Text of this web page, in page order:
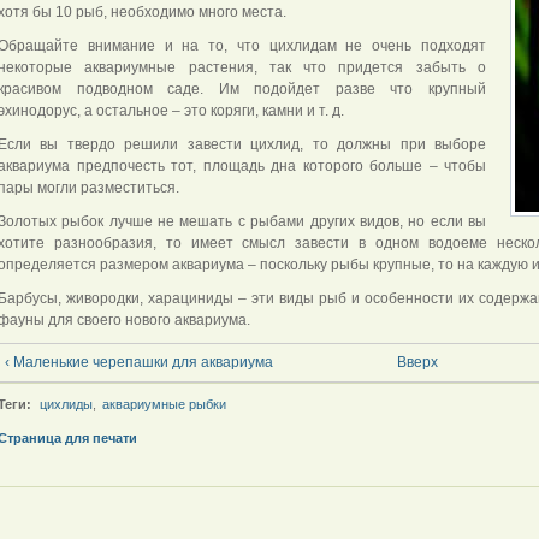
бы 10 рыб, необходимо много места.
внимание и на то, что цихлидам не очень подходят
аквариумные растения, так что придется забыть о
подводном саде. Им подойдет разве что крупный
а остальное – это коряги, камни и т. д.
вы твердо решили завести цихлид, то должны при выборе
предпочесть тот, площадь дна которого больше – чтобы
могли разместиться.
рыбок лучше не мешать с рыбами других видов, но если вы
разнообразия, то имеет смысл завести в одном водоеме
размером аквариума – поскольку рыбы крупные, то на каждую
живородки, харациниды – эти виды рыб и особенности их
для своего нового аквариума.
‹ Маленькие черепашки для аквариума Вверх
цихлиды аквариумные рыбки
для печати